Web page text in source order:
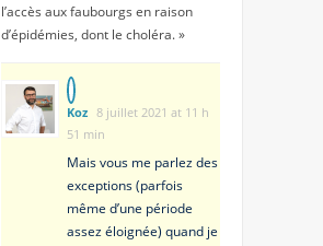
l’accès aux faubourgs en raison
d’épidémies, dont le choléra. »
Koz 8 juillet 2021 at 11 h
51 min
Mais vous me parlez des
exceptions (parfois
même d’une période
assez éloignée) quand je